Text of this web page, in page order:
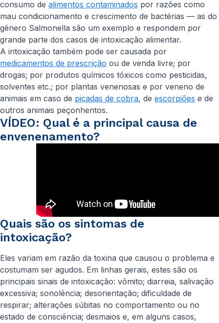
consumo de alimentos contaminados por razões como
mau condicionamento e crescimento de bactérias — as do
gênero Salmonella são um exemplo e respondem por
grande parte dos casos de intoxicação alimentar.
A intoxicação também pode ser causada por
medicamentos de prescrição ou de venda livre; por
drogas; por produtos químicos tóxicos como pesticidas,
solventes etc.; por plantas venenosas e por veneno de
animais em caso de picadas de cobra, de escorpiões e de
outros animais peçonhentos.
VÍDEO: Qual é a principal causa de
envenenamento?
Quais são os sintomas de
intoxicação?
Eles variam em razão da toxina que causou o problema e
costumam ser agudos. Em linhas gerais, estes são os
principais sinais de intoxicação: vômito; diarreia, salivação
excessiva; sonolência; desorientação; dificuldade de
respirar; alterações súbitas no comportamento ou no
estado de consciência; desmaios e, em alguns casos,